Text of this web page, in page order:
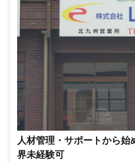
人材管理・サポートから
界未経験可